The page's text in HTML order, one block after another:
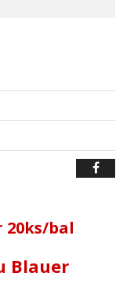
20ks/bal
Blauer